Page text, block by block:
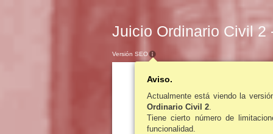
Juicio Ordinario Civil 2
Versión SEO
Aviso.
Actualmente está viendo la
Ordinario Civil 2
Tiene cierto número de
funcionalidad.